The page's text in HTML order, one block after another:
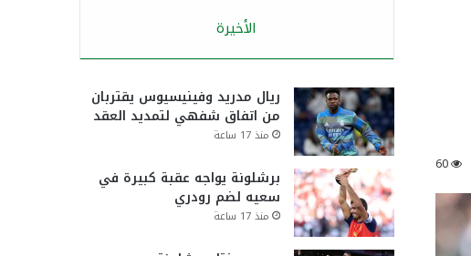
60
الأخيرة
ريال مدريد وفينيسيوس يقتربان
من اتفاق شفهي لتمديد العقد
منذ 17 ساعة
برشلونة يواجه عقبة كبيرة في
سعيه لضم رودري
منذ 17 ساعة